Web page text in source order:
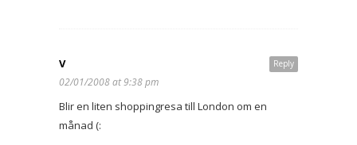
Reply
V
02/01/2008 at 9:38 pm
Blir en liten shoppingresa till London om en
månad (: